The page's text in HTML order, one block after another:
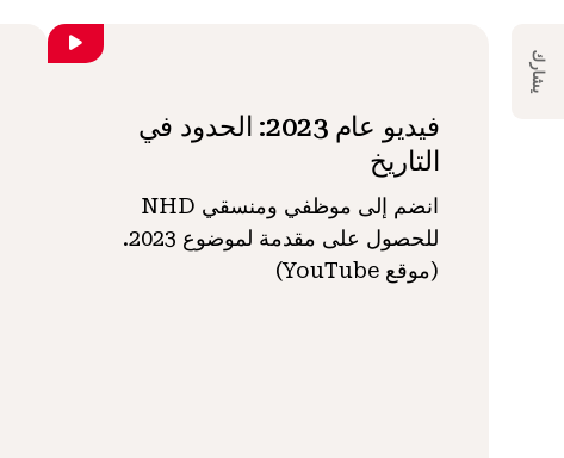
فيديو عام 2023: الحدود في
التاريخ
انضم إلى موظفي ومنسقي NHD
للحصول على مقدمة لموضوع 2023.
(موقع YouTube)
يشارك